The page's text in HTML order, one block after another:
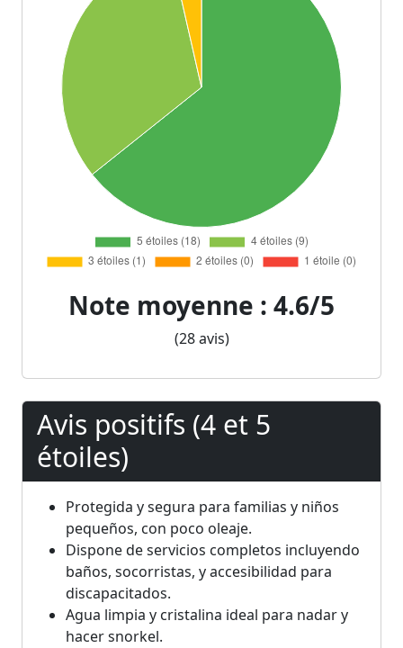
Note moyenne : 4.6/5
(28 avis)
Avis positifs (4 et 5
étoiles)
Protegida y segura para familias y niños
pequeños, con poco oleaje.
Dispone de servicios completos incluyendo
baños, socorristas, y accesibilidad para
discapacitados.
Agua limpia y cristalina ideal para nadar y
hacer snorkel.